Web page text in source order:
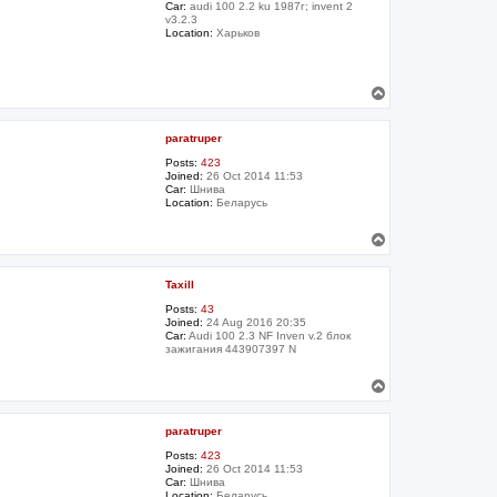
Car: audi 100 2.2 ku 1987г; invent 2
v3.2.3
Location: Харьков
o
p
paratruper
Posts: 423
Joined: 26 Oct 2014 11:53
Car: Шнива
Location: Беларусь
o
p
Taxill
Posts: 43
Joined: 24 Aug 2016 20:35
Car: Audi 100 2.3 NF Inven v.2 блок
зажигания 443907397 N
o
p
paratruper
Posts: 423
Joined: 26 Oct 2014 11:53
Car: Шнива